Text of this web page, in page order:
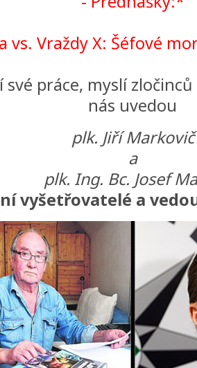
vs. Vraždy X: Šéfové
práce, myslí
nás uvedou
plk. Jiří Markovič
a
plk. Ing. Bc. Josef
vyšetřovatelé a